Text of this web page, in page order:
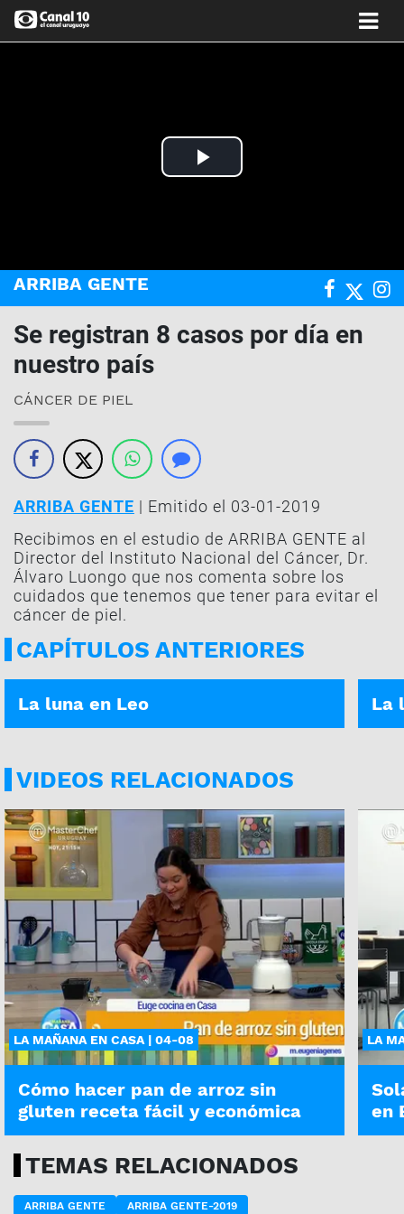
Play
ARRIBA GENTE
Se registran 8 casos por día en
nuestro país
CÁNCER DE PIEL
ARRIBA GENTE | Emitido el 03-01-2019
Recibimos en el estudio de ARRIBA GENTE al
Director del Instituto Nacional del Cáncer, Dr.
Álvaro Luongo que nos comenta sobre los
cuidados que tenemos que tener para evitar el
cáncer de piel.
CAPÍTULOS ANTERIORES
ASÍ ES TU DÍA | 05-01-2026
La luna en Leo La
VIDEOS RELACIONADOS
LA MAÑANA EN CASA | 04-08
Cómo hacer pan de arroz sin
gluten receta fácil y económica
LA
en
TEMAS RELACIONADOS
ARRIBA GENTE
ARRIBA GENTE-2019